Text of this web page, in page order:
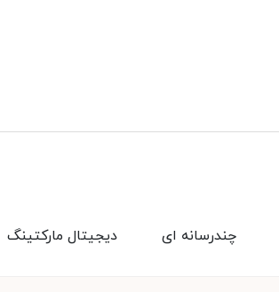
دیجیتال مارکتینگ چندرسانه ای